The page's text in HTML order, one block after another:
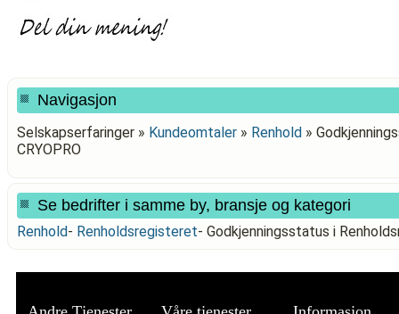
Navigasjon
Selskapserfaringer » Kundeomtaler » Renhold »
CRYOPRO
Se bedrifter i samme by, bransje og kategori
Renhold- Renholdsregisteret- Godkjenningsstatus i